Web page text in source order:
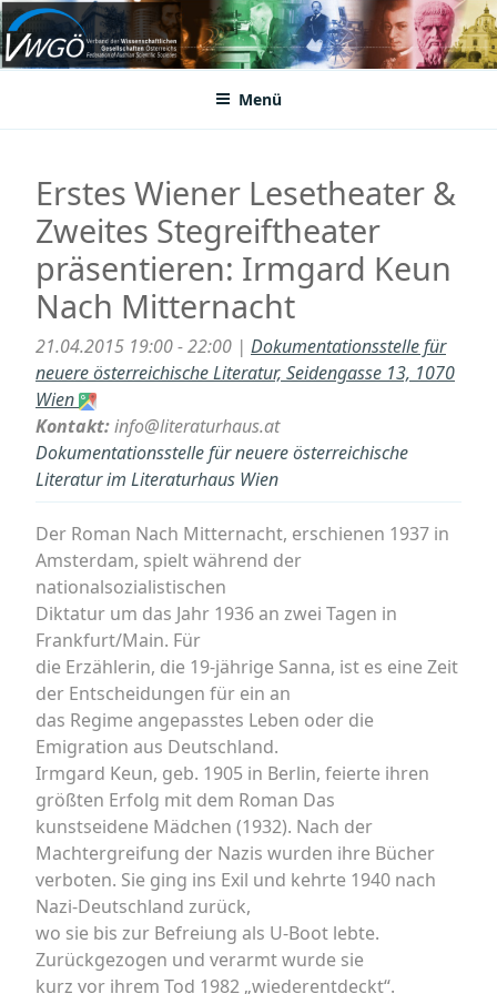
Zum
Inhalt
springenVWGÖ
Federation of Austrian Scientific Societies
Menü
Erstes Wiener Lesetheater &
Zweites Stegreiftheater
präsentieren: Irmgard Keun
Nach Mitternacht
21.04.2015 19:00 - 22:00 | Dokumentationsstelle für
neuere österreichische Literatur, Seidengasse 13, 1070
Wien
Kontakt:info@literaturhaus.at
Dokumentationsstelle für neuere österreichische
Literatur im Literaturhaus Wien
Der Roman Nach Mitternacht, erschienen 1937 in
Amsterdam, spielt während der
nationalsozialistischen
Diktatur um das Jahr 1936 an zwei Tagen in
Frankfurt/Main. Für
die Erzählerin, die 19-jährige Sanna, ist es eine Zeit
der Entscheidungen für ein an
das Regime angepasstes Leben oder die
Emigration aus Deutschland.
Irmgard Keun, geb. 1905 in Berlin, feierte ihren
größten Erfolg mit dem Roman Das
kunstseidene Mädchen (1932). Nach der
Machtergreifung der Nazis wurden ihre Bücher
verboten. Sie ging ins Exil und kehrte 1940 nach
Nazi-Deutschland zurück,
wo sie bis zur Befreiung als U-Boot lebte.
Zurückgezogen und verarmt wurde sie
kurz vor ihrem Tod 1982 „wiederentdeckt“.